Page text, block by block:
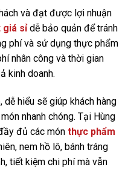
và đạt được lợi nhuận
giá sỉdễ bảo quản để tránh
phí và sử dụng thực phẩm
nhân công và thời gian
kinh doanh.
dễ hiểu sẽ giúp khách hàng
nhanh chóng. Tại Hùng
đủ các món thực phẩm
nem hồ lô, bánh tráng
tiết kiệm chi phí mà vẫn